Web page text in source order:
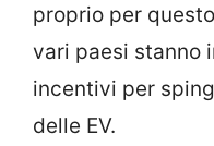
proprio per
vari paesi stanno
incentivi per
delle EV.